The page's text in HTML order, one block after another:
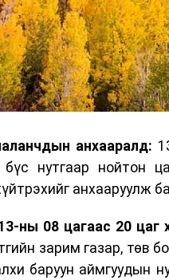
анхааралд:
бүс нутгаар нойтон
анхааруулж
ны 08 цагаас 20 цаг
зарим газар, төв
баруун аймгуудын